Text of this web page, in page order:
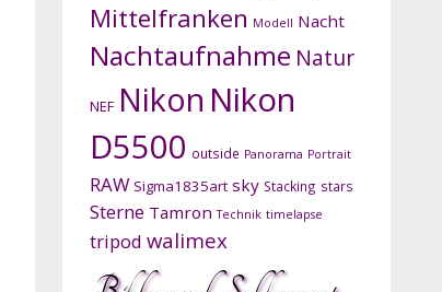
Mittelfranken Modell Nacht
Nachtaufnahme Natur
NEF Nikon Nikon
D5500 outside Panorama Portrait
RAW Sigma1835art sky Stacking stars
Sterne Tamron Technik timelapse
tripod walimex